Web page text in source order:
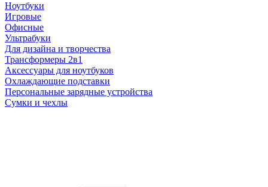
Ноутбуки
Игровые
Офисные
Ультрабуки
Для дизайна и творчества
Трансформеры 2в1
Аксессуары для ноутбуков
Охлаждающие подставки
Персональные зарядные устройства
Сумки и чехлы